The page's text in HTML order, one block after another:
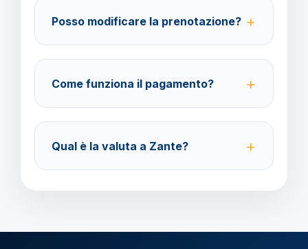
amministrazione@barbaviaggi.it, o tramite il sito
barbaviaggi.it.
Posso modificare la prenotazione?
prima della partenza con un costo di 70 euro a
modifica.
Come funziona il pagamento?
Acconto del 40% alla prenotazione, saldo 30 giorni
prima della partenza.
Qual è la valuta a Zante?